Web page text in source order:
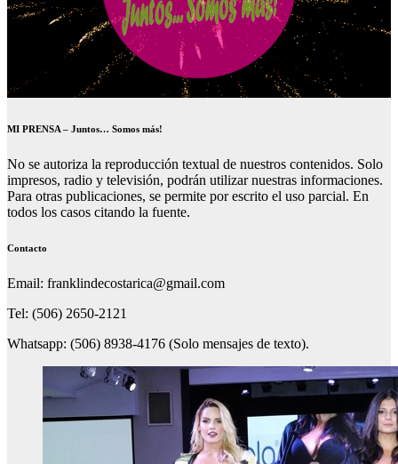
MI PRENSA – Juntos… Somos más!
No se autoriza la reproducción textual de nuestros contenidos. Solo
impresos, radio y televisión, podrán utilizar nuestras informaciones.
Para otras publicaciones, se permite por escrito el uso parcial. En
todos los casos citando la fuente.
Contacto
Email: franklindecostarica@gmail.com
Tel: (506) 2650-2121
Whatsapp: (506) 8938-4176 (Solo mensajes de texto).